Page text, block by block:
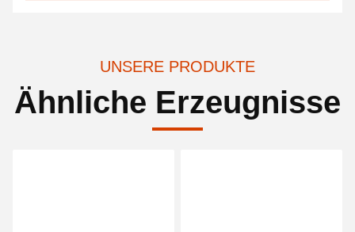
UNSERE PRODUKTE
Ähnliche Erzeugnisse